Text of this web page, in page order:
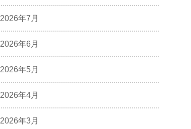
2026年7月
2026年6月
2026年5月
2026年4月
2026年3月